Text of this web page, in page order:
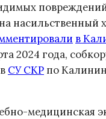
насильственный
в
2024 года,
в СУ СКР по
медицинская